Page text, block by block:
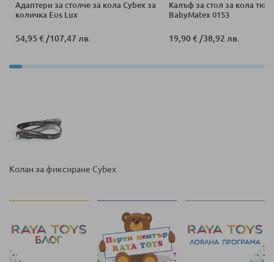
Адаптери за столче за кола Cybex за
количка Eos Lux
54,95 €/107,47 лв.
Калъф за стол за кола
BabyMatex 0153
19,90 €/38,92 лв.
Колан за фиксиране Cybex